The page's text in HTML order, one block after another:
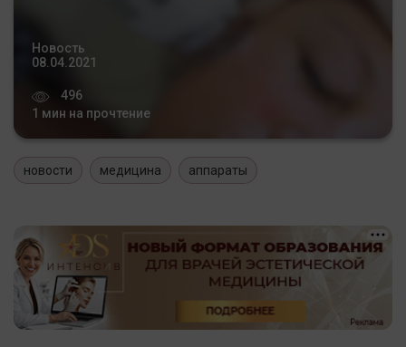
Новость
08.04.2021
496
1 мин на прочтение
новости медицина аппараты